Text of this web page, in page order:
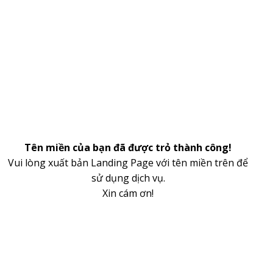
Tên miền của bạn đã được trỏ thành công!
Vui lòng xuất bản Landing Page với tên miền trên để
sử dụng dịch vụ.
Xin cám ơn!